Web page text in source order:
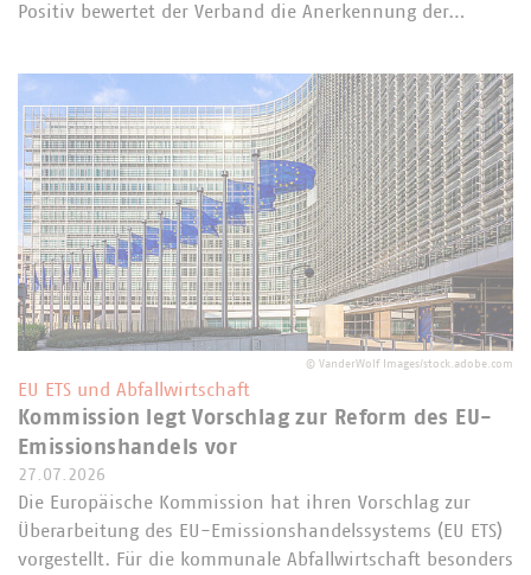
Positiv bewertet der Verband die Anerkennung der…
© VanderWolf Images/stock.adobe.com
EU ETS und Abfallwirtschaft
Kommission legt Vorschlag zur Reform des EU-
Emissionshandels vor
27.07.2026
Die Europäische Kommission hat ihren Vorschlag zur
Überarbeitung des EU-Emissionshandelssystems (EU ETS)
vorgestellt. Für die kommunale Abfallwirtschaft besonders